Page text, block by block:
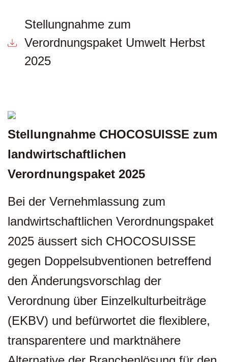
Stellungnahme zum
Verordnungspaket Umwelt Herbst
2025
Stellungnahme CHOCOSUISSE zum
landwirtschaftlichen
Verordnungspaket 2025
Bei der Vernehmlassung zum
landwirtschaftlichen Verordnungspaket
2025 äussert sich CHOCOSUISSE
gegen Doppelsubventionen betreffend
den Änderungsvorschlag der
Verordnung über Einzelkulturbeiträge
(EKBV) und befürwortet die flexiblere,
transparentere und marktnähere